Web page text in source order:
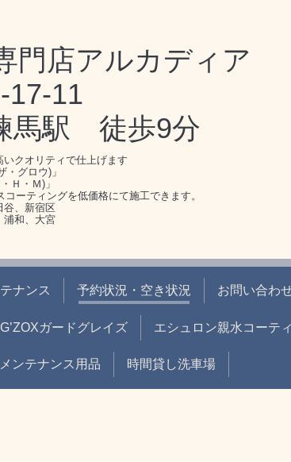
門店アルカディア
17-11
馬駅 徒歩9分
クオリティで仕上げます
グロウ)」
Ｈ・Ｍ)」
ーティングを低価格にて施工できます。
谷、新宿区
浦和、大宮
ナンス 予約状況・空き状況 お問い合わ
G’ZOXガードグレイズ エシュロン親水コーテ
メンテナンス用品 時間貸し洗車場